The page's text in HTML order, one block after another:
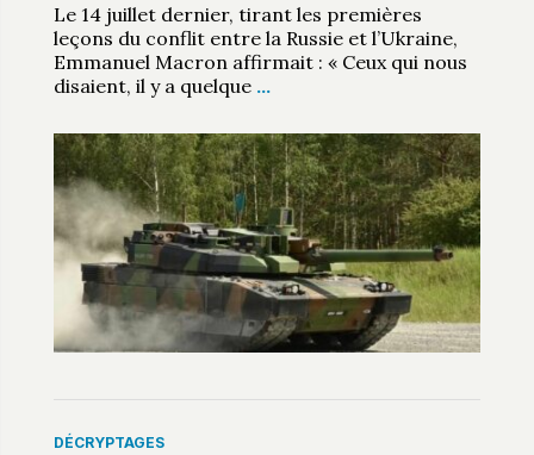
Le 14 juillet dernier, tirant les premières
leçons du conflit entre la Russie et l’Ukraine,
Emmanuel Macron affirmait : « Ceux qui nous
disaient, il y a quelque …
DÉCRYPTAGES